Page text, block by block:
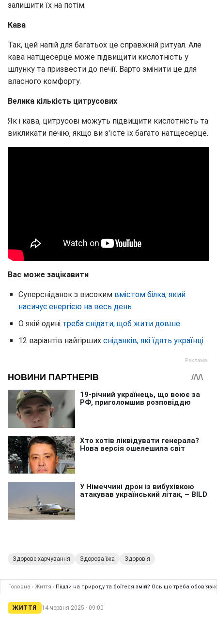
залишити їх на потім.
Кава
Так, цей напій для багатьох це справжній ритуал. Але
кава натщесерце може підвищити кислотність у
шлунку та призвести до печії. Варто змінити це для
власного комфорту.
Велика кількість цитрусових
Як і кава, цитрусові можуть підвищити кислотність та
викликати печію, якщо ви з'їсте їх багато натщесерце.
Вас може зацікавити
Суперсніданок з високим вмістом білка, який
насичує енергією на весь день
О якій одині треба снідати, щоб жити довше
12 варіантів найгірших сніданків, які їдять українці
Здорове харчування Здорова їжа Здоров'я
Головна › Життя › Пішли на природу та боїтеся змій? Ось що треба
ЖИТТЯ 14 червня 2025 · 09:00